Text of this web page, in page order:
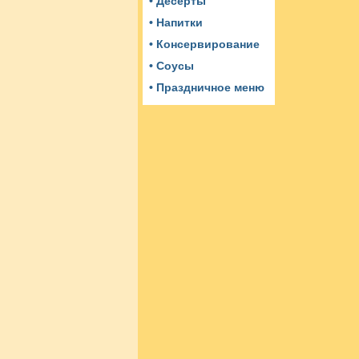
• Напитки
• Консервирование
• Соусы
• Праздничное меню